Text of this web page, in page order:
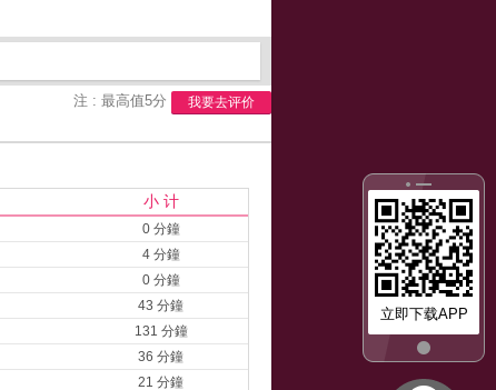
立即下载APP
注 : 最高值5分 我要去评价
小 计
0 分鐘
4 分鐘
0 分鐘
43 分鐘
131 分鐘
36 分鐘
21 分鐘